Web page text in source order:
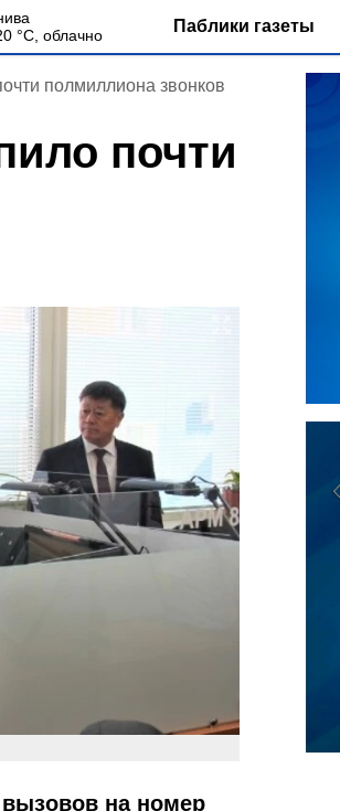
°С, облачно Паблики газеты
полмиллиона звонков
почти
вызовов на номер